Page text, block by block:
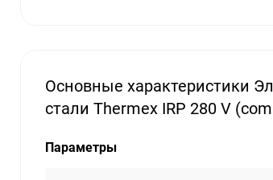
Основные характеристики
стали Thermex IRP 280 V
Параметры